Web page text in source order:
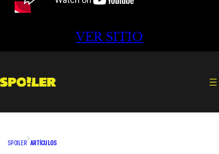
VER SITIO
SPOILER ARTÍCULOS